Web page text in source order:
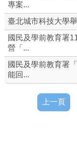
導師名單
和風愛心基金管
導師遴選辦法
學生組織社團申
專案...
臺北城市科技大學
國民及學前教育署
營「...
國民及學前教育署
能回...
上一頁